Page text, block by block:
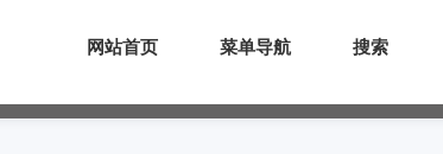
网站首页 菜单导航 搜索